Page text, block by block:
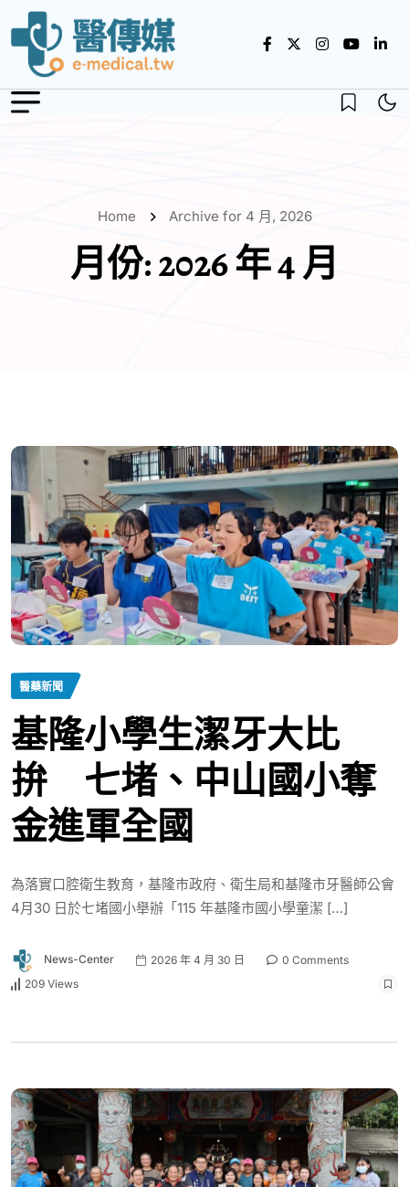
Home Archive for 4 月, 2026
月份:2026 年 4 月
醫藥新聞
基隆小學生潔牙大比
拚 七堵、中山國小奪
金進軍全國
為落實口腔衛生教育，基隆市政府、衛生局和基隆市牙醫師公會
4月30 日於七堵國小舉辦「115 年基隆市國小學童潔 […]
News-Center 2026 年 4 月 30 日
0 Comments
209 Views